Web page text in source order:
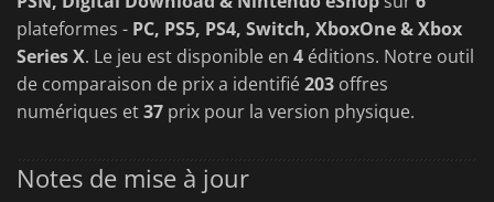
plateformes - PC, PS5, PS4, Switch, XboxOne & Xbox
Series X. Le jeu est disponible en 4 éditions. Notre outil
de comparaison de prix a identifié203 offres
numériques et37 prix pour la version physique.
Notes de mise à jour